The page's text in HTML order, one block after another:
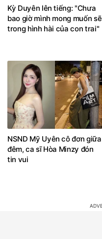
Kỳ Duyên lên tiếng: "Chưa
bao giờ mình mong muốn sẽ
trong hình hài của con trai"
NSND Mỹ Uyên cô đơn giữa
đêm, ca sĩ Hòa Minzy đón
tin vui